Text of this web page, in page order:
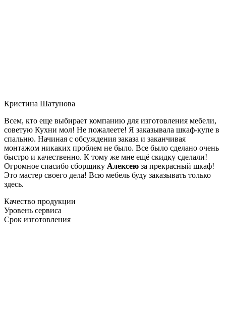
Кристина Шатунова
Всем, кто еще выбирает компанию для изготовления мебели,
советую Кухни мол! Не пожалеете! Я заказывала шкаф-купе в
спальню. Начиная с обсуждения заказа и заканчивая
монтажом никаких проблем не было. Все было сделано очень
быстро и качественно. К тому же мне ещё скидку сделали!
Огромное спасибо сборщику Алексею за прекрасный шкаф!
Это мастер своего дела! Всю мебель буду заказывать только
здесь.
Качество продукции
Уровень сервиса
Срок изготовления